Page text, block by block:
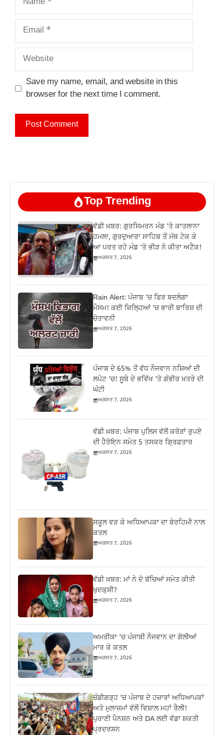
Email
Website
Save my name, email, and website in this
browser for the next time I comment.
Top Trending
ਵੱਡੀ ਖ਼ਬਰ: ਗੁਰਸਿਮਰਨ ਮੰਡ ‘ਤੇ ਕਾਤਲਾਨਾ
ਹਮਲਾ, ਗੁਰਦੁਆਰਾ ਸਾਹਿਬ ਤੋਂ ਮੱਥ ਟੇਕ ਕੇ
ਆ ਪਰਤ ਰਹੇ ਮੰਡ ‘ਤੇ ਭੀੜ ਨੇ ਕੀਤਾ ਅਟੈਕ!
ਅਗਸਤ 7, 2026
Rain Alert: ਪੰਜਾਬ ‘ਚ ਫਿਰ ਬਦਲੇਗਾ
ਮੌਸਮ! ਕਈ ਜ਼ਿਲ੍ਹਿਆਂ ‘ਚ ਭਾਰੀ ਬਾਰਿਸ਼ ਦੀ
ਚੇਤਾਵਨੀ
ਅਗਸਤ 7, 2026
ਪੰਜਾਬ ਦੇ 65% ਤੋਂ ਵੱਧ ਨੌਜਵਾਨ ਨਸ਼ਿਆਂ ਦੀ
ਲਪੇਟ ‘ਚ! ਸੂਬੇ ਦੇ ਭਵਿੱਖ ‘ਤੇ ਗੰਭੀਰ ਖ਼ਤਰੇ ਦੀ
ਘੰਟੀ
ਅਗਸਤ 7, 2026
ਵੱਡੀ ਖ਼ਬਰ: ਪੰਜਾਬ ਪੁਲਿਸ ਵੱਲੋਂ ਕਰੋੜਾਂ ਰੁਪਏ
ਦੀ ਹੈਰੋਇਨ ਸਮੇਤ 5 ਤਸਕਰ ਗ੍ਰਿਫ਼ਤਾਰ
ਅਗਸਤ 7, 2026
ਸਕੂਲ ਵੜ ਕੇ ਅਧਿਆਪਕਾ ਦਾ ਬੇਰਹਿਮੀ ਨਾਲ
ਕਤਲ
ਅਗਸਤ 7, 2026
ਵੱਡੀ ਖ਼ਬਰ: ਮਾਂ ਨੇ ਦੋ ਬੱਚਿਆਂ ਸਮੇਤ ਕੀਤੀ
ਖੁਦਕੁਸ਼ੀ?
ਅਗਸਤ 7, 2026
ਅਮਰੀਕਾ ‘ਚ ਪੰਜਾਬੀ ਨੌਜਵਾਨ ਦਾ ਗੋਲੀਆਂ
ਮਾਰ ਕੇ ਕਤਲ
ਅਗਸਤ 7, 2026
ਚੰਡੀਗੜ੍ਹ ‘ਚ ਪੰਜਾਬ ਦੇ ਹਜ਼ਾਰਾਂ ਅਧਿਆਪਕਾਂ
ਅਤੇ ਮੁਲਾਜ਼ਮਾਂ ਵੱਲੋਂ ਵਿਸ਼ਾਲ ਮਹਾਂ ਰੈਲੀ!
ਪੁਰਾਣੀ ਪੈਨਸ਼ਨ ਅਤੇ DA ਲਈ ਵੱਡਾ ਸ਼ਕਤੀ
ਪ੍ਰਦਰਸ਼ਨ